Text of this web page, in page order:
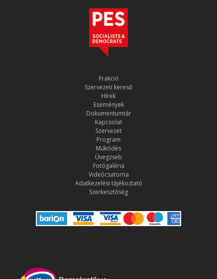
Frakció
Szervezeti kereső
Hírek
Események
Dokumentumtár
Kapcsolat
Szervezet
Program
Működés
Üvegzseb
Fotógaléria
Videócsatorna
Adatkezelési tájékoztató
Szerkesztőség